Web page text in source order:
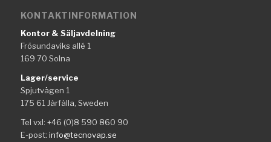
KONTAKTINFORMATION
Kontor & Säljavdelning
Frösundaviks allé 1
169 70 Solna
Lager/service
Spjutvägen 1
175 61 Järfälla, Sweden
Tel vxl: +46 (0)8 590 860 90
E-post: info@tecnovap.se